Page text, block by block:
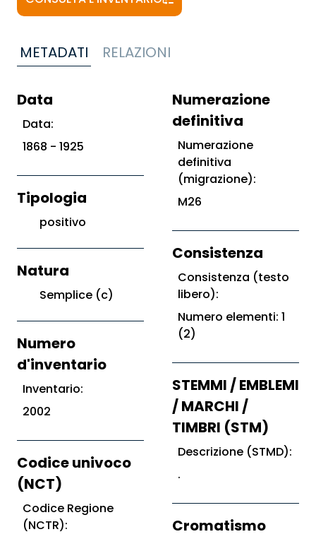
METADATI RELAZIONI
Data
Data:
1868 - 1925
Tipologia
positivo
Natura
Semplice (c)
Numero
d'inventario
Inventario:
2002
Codice univoco
(NCT)
Codice Regione
(NCTR):
Numerazione
definitiva
Numerazione
definitiva
(migrazione):
M26
Consistenza
Consistenza (testo
libero):
Numero elementi: 1
(2)
STEMMI / EMBLEMI
/ MARCHI /
TIMBRI (STM)
Descrizione (STMD):
.
Cromatismo